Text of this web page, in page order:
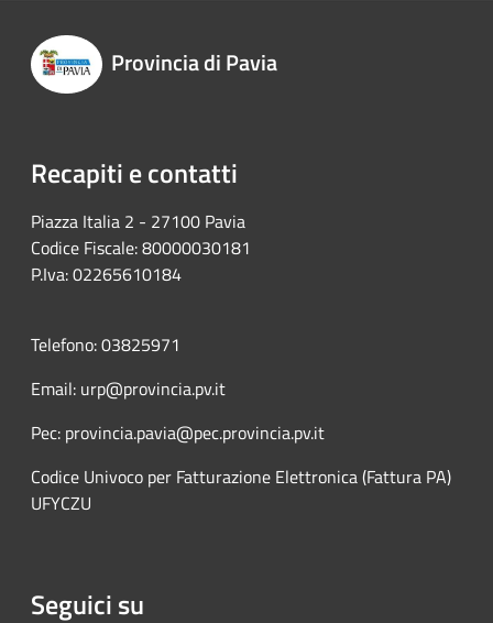
Provincia di Pavia
Recapiti e contatti
Piazza Italia 2 - 27100 Pavia
Codice Fiscale: 80000030181
P.Iva: 02265610184
Telefono: 03825971
Email: urp@provincia.pv.it
Pec: provincia.pavia@pec.provincia.pv.it
Codice Univoco per Fatturazione Elettronica (Fattura PA)
UFYCZU
Seguici su